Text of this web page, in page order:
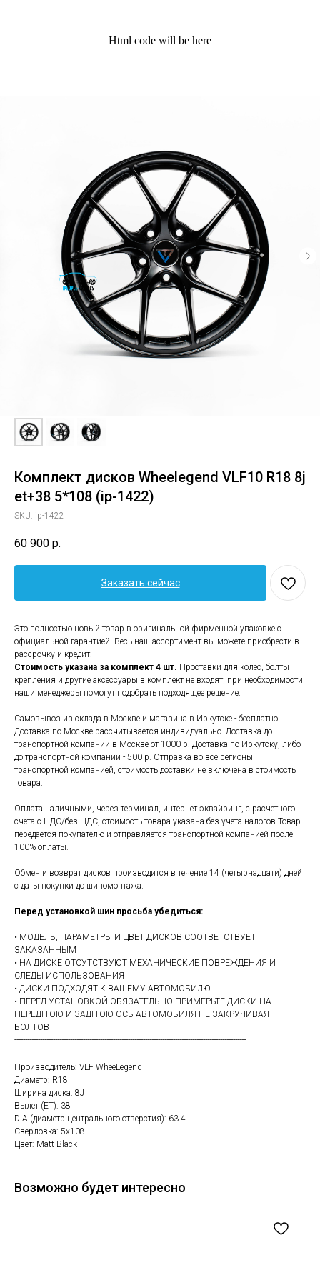
Html code will be here
Комплект дисков Wheelegend VLF10 R18 8j
et+38 5*108 (ip-1422)
SKU: ip-1422
60 900 р.
Заказать сейчас
Это полностью новый товар в оригинальной фирменной упаковке с
официальной гарантией. Весь наш ассортимент вы можете приобрести в
рассрочку и кредит.
Стоимость указана за комплект 4 шт. Проставки для колес, болты
крепления и другие аксессуары в комплект не входят, при необходимости
наши менеджеры помогут подобрать подходящее решение.
Самовывоз из склада в Москве и магазина в Иркутске - бесплатно.
Доставка по Москве рассчитывается индивидуально. Доставка до
транспортной компании в Москве от 1000 р. Доставка по Иркутску, либо
до транспортной компании - 500 р. Отправка во все регионы
транспортной компанией, стоимость доставки не включена в стоимость
товара.
Оплата наличными, через терминал, интернет эквайринг, с расчетного
счета с НДС/без НДС, стоимость товара указана без учета налогов.Товар
передается покупателю и отправляется транспортной компанией после
100% оплаты.
Обмен и возврат дисков производится в течение 14 (четырнадцати) дней
с даты покупки до шиномонтажа.
Перед установкой шин просьба убедиться:
• МОДЕЛЬ, ПАРАМЕТРЫ И ЦВЕТ ДИСКОВ СООТВЕТСТВУЕТ
ЗАКАЗАННЫМ
• НА ДИСКЕ ОТСУТСТВУЮТ МЕХАНИЧЕСКИЕ ПОВРЕЖДЕНИЯ И
СЛЕДЫ ИСПОЛЬЗОВАНИЯ
• ДИСКИ ПОДХОДЯТ К ВАШЕМУ АВТОМОБИЛЮ
• ПЕРЕД УСТАНОВКОЙ ОБЯЗАТЕЛЬНО ПРИМЕРЬТЕ ДИСКИ НА
ПЕРЕДНЮЮ И ЗАДНЮЮ ОСЬ АВТОМОБИЛЯ НЕ ЗАКРУЧИВАЯ
БОЛТОВ
------------------------------------------------------------------------------------------------------------
Производитель: VLF WheeLegend
Диаметр: R18
Ширина диска: 8J
Вылет (ET): 38
DIA (диаметр центрального отверстия): 63.4
Сверловка: 5х108
Цвет: Matt Black
Возможно будет интересно